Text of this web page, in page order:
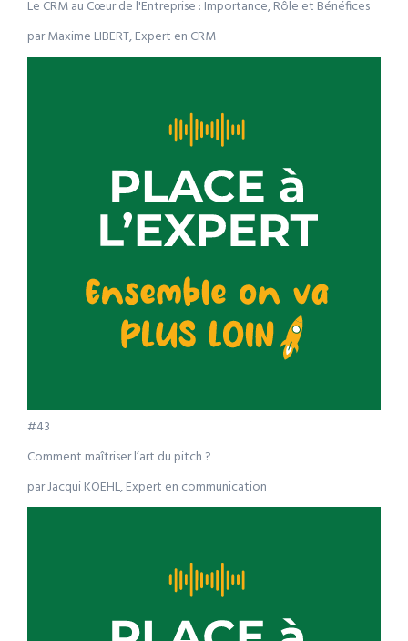
Le CRM au Cœur de l'Entreprise : Importance, Rôle et Bénéfices
par Maxime LIBERT, Expert en CRM
#43
Comment maîtriser l’art du pitch ?
par Jacqui KOEHL, Expert en communication